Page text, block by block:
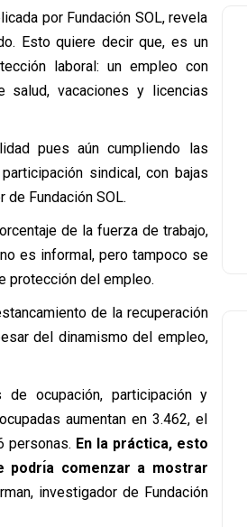
por Fundación SOL, revela
Esto quiere decir que, es un
laboral: un empleo con
salud, vacaciones y licencias
pues aún cumpliendo las
sindical, con bajas
Fundación SOL.
de la fuerza de trabajo,
es informal, pero tampoco se
protección del empleo.
de la recuperación
del dinamismo del empleo,
ocupación, participación y
aumentan en 3.462, el
personas. En la práctica, esto
podrı́a comenzar a mostrar
investigador de Fundación